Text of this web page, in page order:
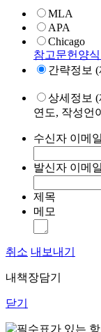
MLA
APA
Chicago
참고문헌양
간략정보
상세정보
연도, 작성언
수신자 이메일
발신자 이메일
제목
메모
취소 내보내기
내책장담기
닫기
표가 있는